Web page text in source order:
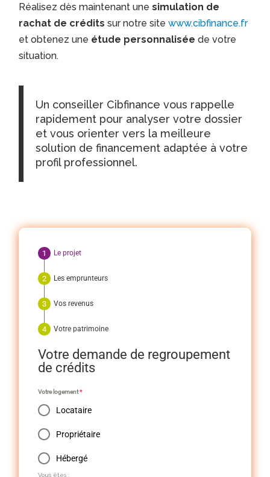
Réalisez dès maintenant unesimulation de
rachat de crédits sur notre sitewww.cibfinance.fr
et obtenez une étude personnalisée de votre
situation.
Un conseiller Cibfinance vous rappelle
rapidement pour analyser votre dossier
et vous orienter vers la meilleure
solution de financement adaptée à votre
profil professionnel.
Le projet
Les emprunteurs
Vos revenus
Votre patrimoine
Votre demande de regroupement
de crédits
Votre logement*
Locataire
Propriétaire
Hébergé
Vous êtes :